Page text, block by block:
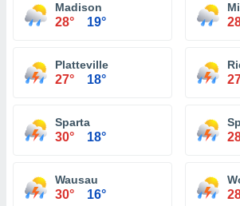
Madison
28° 19°
Platteville
27° 18°
Sparta
30° 18°
Wausau
30° 16°